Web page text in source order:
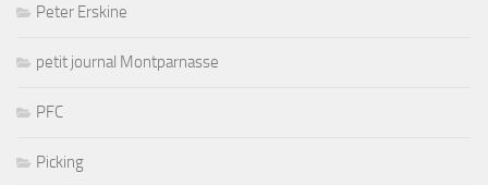
Peter Erskine
petit journal Montparnasse
PFC
Picking